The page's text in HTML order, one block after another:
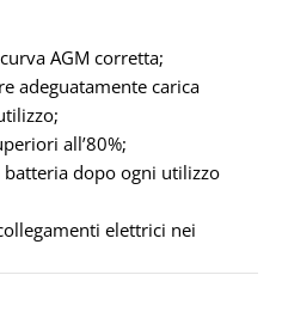
AGM corretta;
adeguatamente carica
all’80%;
dopo ogni utilizzo
elettrici nei